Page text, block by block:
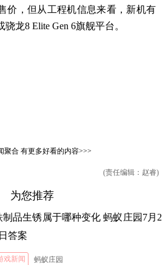
价，但从工程机信息来看，新机有
龙8 Elite Gen 6旗舰平台。
聚合有更多好看的内容>>>
(责任编辑：赵睿)
为您推荐
制品生锈属于哪种变化 蚂蚁庄园7月2
答案
戏新闻 蚂蚁庄园